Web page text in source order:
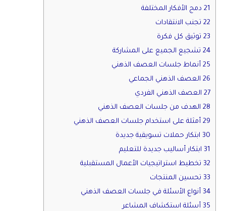
21 دمج الأفكار المختلفة
22 تجنب الانتقادات
23 توثيق كل فكرة
24 تشجيع الجميع على المشاركة
25 أنماط جلسات العصف الذهني
26 العصف الذهني الجماعي
27 العصف الذهني الفردي
28 الهدف من جلسات العصف الذهني
29 أمثلة على استخدام جلسات العصف الذهني
30 ابتكار حملات تسويقية جديدة
31 ابتكار أساليب جديدة للتعليم
32 تخطيط استراتيجيات الأعمال المستقبلية
33 تحسين المنتجات
34 أنواع الأسئلة في جلسات العصف الذهني
35 أسئلة استكشاف المشاعر